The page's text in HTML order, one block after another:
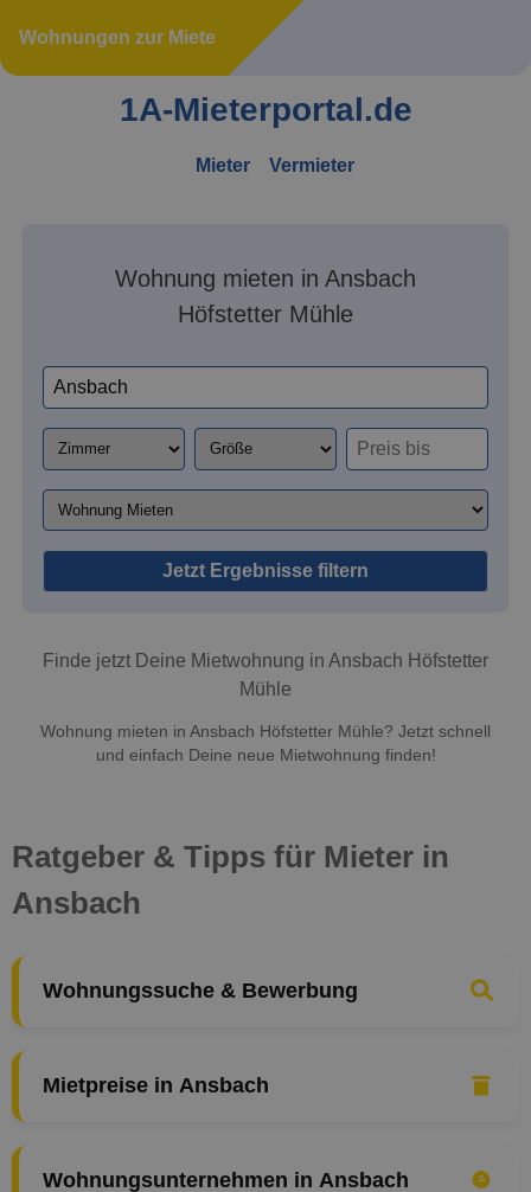
Wohnungen zur Miete
1A-Mieterportal.de
Mieter Vermieter
Wohnung mieten in Ansbach
Höfstetter Mühle
Jetzt Ergebnisse filtern
Finde jetzt Deine Mietwohnung in Ansbach Höfstetter
Mühle
Wohnung mieten in Ansbach Höfstetter Mühle? Jetzt schnell
und einfach Deine neue Mietwohnung finden!
Ratgeber & Tipps für Mieter in
Ansbach
Wohnungssuche & Bewerbung
Mietpreise in Ansbach
Wohnungsunternehmen in Ansbach